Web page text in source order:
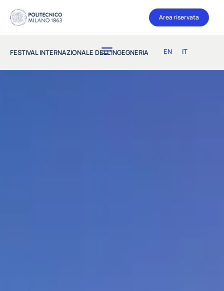
Area riservata
FESTIVAL INTERNAZIONALE DELL’INGEGNERIA EN IT